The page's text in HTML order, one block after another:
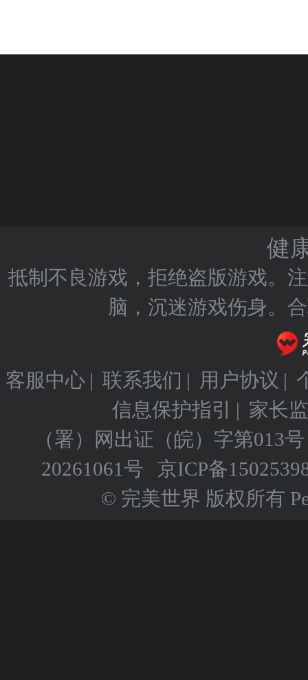
健
抵制不良游戏，拒绝盗版游戏。
脑，沉迷游戏伤身。
客服中心 | 联系我们 | 用户协议 |
信息保护指引
| 家长
（署）网出证（皖）字第013号
20261061号
京ICP备
© 完美世界 版权所有